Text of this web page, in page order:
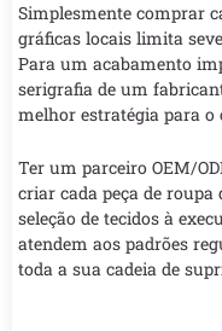
Simplesmente comprar
gráficas locais limita
Para um acabamento
serigrafia de um
melhor estratégia para
Ter um parceiro OEM/
criar cada peça de
seleção de tecidos à
atendem aos padrões
toda a sua cadeia de